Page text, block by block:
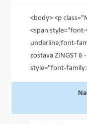
<body> <p
<span
underline;font-
zostava ZINGST
style="font-